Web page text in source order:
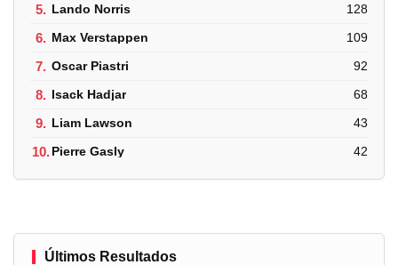
5. Lando Norris 128
6. Max Verstappen 109
7. Oscar Piastri 92
8. Isack Hadjar 68
9. Liam Lawson 43
10.Pierre Gasly 42
Últimos Resultados